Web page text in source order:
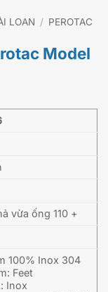
LOAN / PEROTAC
Model
vừa ống 110 +
100% Inox 304
Feet
Inox